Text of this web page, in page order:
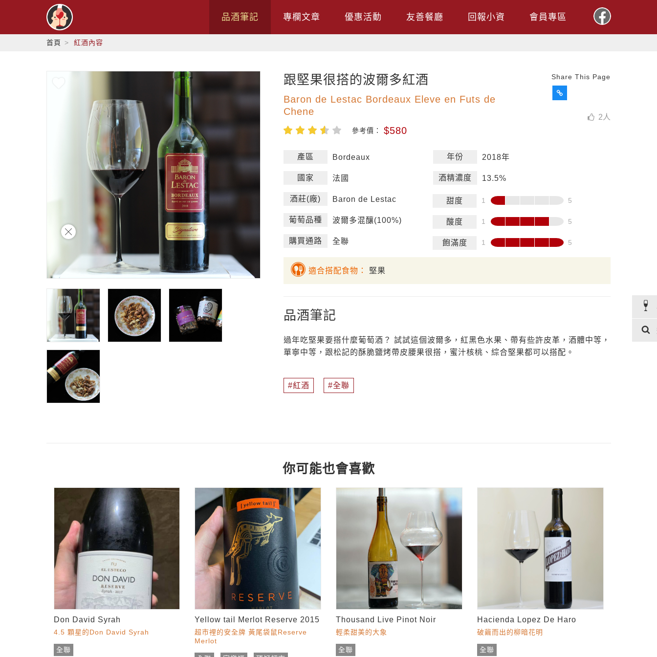
品酒筆記 專欄文章 優惠活動 友善餐廳 回報小資 會員專區
首頁 紅酒內容
Share This Page
2 人
跟堅果很搭的波爾多紅酒
Baron de Lestac Bordeaux Eleve en Futs de
Chene
參考價： $580
產區 Bordeaux
國家 法國
酒莊(廠) Baron de Lestac
葡萄品種 波爾多混釀(100%)
購買通路 全聯
年份 2018年
酒精濃度 13.5%
甜度
酸度
飽滿度
適合搭配食物： 堅果
品酒筆記
過年吃堅果要搭什麼葡萄酒？ 試試這個波爾多，紅黑色水果、帶有些許皮革，酒體中等，
單寧中等，跟松記的酥脆鹽烤帶皮腰果很搭，蜜汁核桃、綜合堅果都可以搭配。
紅酒 全聯
你可能也會喜歡
Don David Syrah
4.5 顆星的Don David Syrah
全聯
Yellow tail Merlot Reserve 2015
超市裡的安全牌 黃尾袋鼠Reserve
Merlot
Thousand Live Pinot Noir
輕柔甜美的大象
全聯
Hacienda Lopez De Haro
破繭而出的柳暗花明
全聯